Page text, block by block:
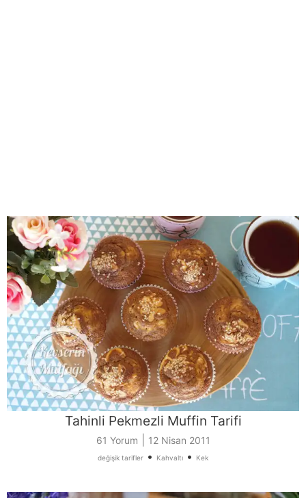
Tahinli Pekmezli Muffin Tarifi
61 Yorum 12 Nisan 2011
değişik tarifler • Kahvaltı • Kek